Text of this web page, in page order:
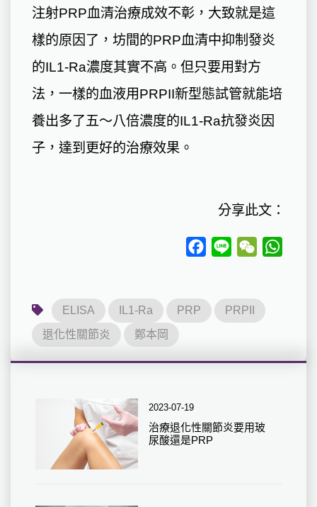
注射PRP血清治療成效不彰，大致就是這
樣的原因了，坊間的PRP血清中抑制發炎
的IL1-Ra濃度其實不高。但只要用對方
法，一樣的血液用PRPII新型態試管就能培
養出多了五～八倍濃度的IL1-Ra抗發炎因
子，達到更好的治療效果。
分享此文：
Facebook
Line WeChat
ELISA IL1-Ra PRP
PRPII
退化性關節炎
鄭本岡
2023-07-19
治療退化性關節炎要用玻
尿酸還是PRP